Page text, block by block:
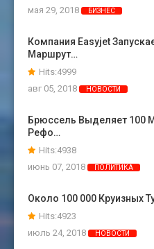
мая 29, 2018
БИЗНЕС
Компания Easyjet
Маршрут…
Hits:4999
авг 05, 2018
НОВОСТИ
Брюссель Выделяет 100
Рефо…
Hits:4938
июнь 07, 2018
ПОЛИТИКА
Около 100 000 Круизных
Hits:4923
июль 24, 2018
НОВОСТИ